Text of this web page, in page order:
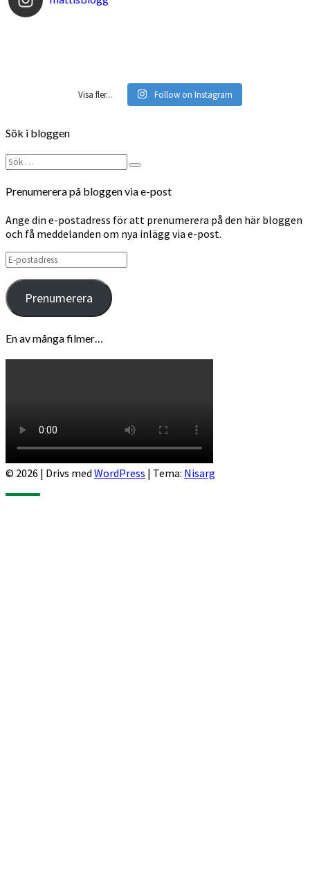
Visa fler... Follow on Instagram
Sök i bloggen
Sök
efter:
Sök
Prenumerera på bloggen via e-post
Ange din e-postadress för att prenumerera på den här bloggen
och få meddelanden om nya inlägg via e-post.
E-
postadress
Prenumerera
En av många filmer…
© 2026 | Drivs med WordPress | Tema: Nisarg